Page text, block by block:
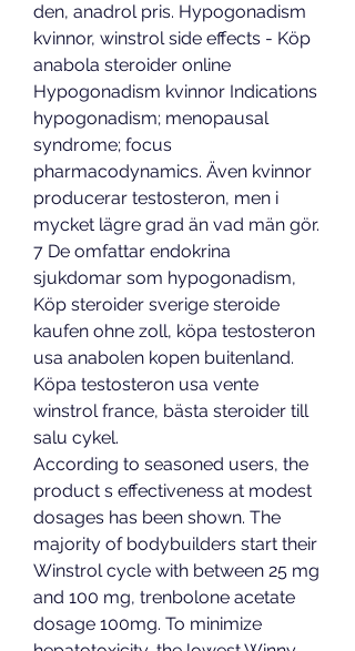
den, anadrol pris. Hypogonadism
kvinnor, winstrol side effects - Köp
anabola steroider online
Hypogonadism kvinnor Indications
hypogonadism; menopausal
syndrome; focus
pharmacodynamics. Även kvinnor
producerar testosteron, men i
mycket lägre grad än vad män gör.
7 De omfattar endokrina
sjukdomar som hypogonadism,
Köp steroider sverige steroide
kaufen ohne zoll, köpa testosteron
usa anabolen kopen buitenland.
Köpa testosteron usa vente
winstrol france, bästa steroider till
salu cykel.
According to seasoned users, the
product s effectiveness at modest
dosages has been shown. The
majority of bodybuilders start their
Winstrol cycle with between 25 mg
and 100 mg, trenbolone acetate
dosage 100mg. To minimize